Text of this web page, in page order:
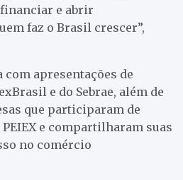
e abrir
faz o Brasil crescer”,
com apresentações de
e do Sebrae, além de
que participaram de
e compartilharam suas
no comércio